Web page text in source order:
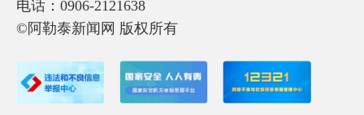
电话：0906-2121638
©阿勒泰新闻网 版权所有